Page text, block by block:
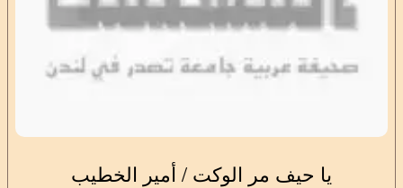
يا حيف مر الوكت / أمير الخطيب